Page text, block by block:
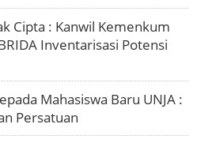
Cipta : Kanwil Kemenkum
Inventarisasi Potensi
Mahasiswa Baru UNJA :
Persatuan